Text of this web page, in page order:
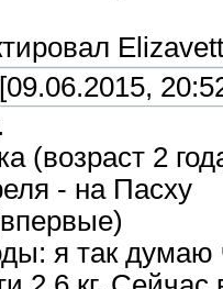
(возраст 2
- на Пасху
я так думаю